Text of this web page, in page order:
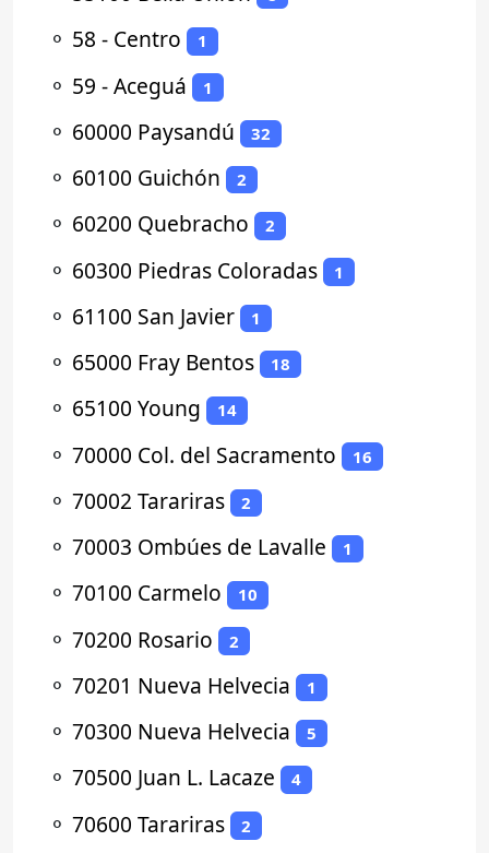
⚬ 58 - Centro 1
⚬ 59 - Aceguá 1
⚬ 60000 Paysandú 32
⚬ 60100 Guichón 2
⚬ 60200 Quebracho 2
⚬ 60300 Piedras Coloradas 1
⚬ 61100 San Javier 1
⚬ 65000 Fray Bentos 18
⚬ 65100 Young 14
⚬ 70000 Col. del Sacramento 16
⚬ 70002 Tarariras 2
⚬ 70003 Ombúes de Lavalle 1
⚬ 70100 Carmelo 10
⚬ 70200 Rosario 2
⚬ 70201 Nueva Helvecia 1
⚬ 70300 Nueva Helvecia 5
⚬ 70500 Juan L. Lacaze 4
⚬ 70600 Tarariras 2